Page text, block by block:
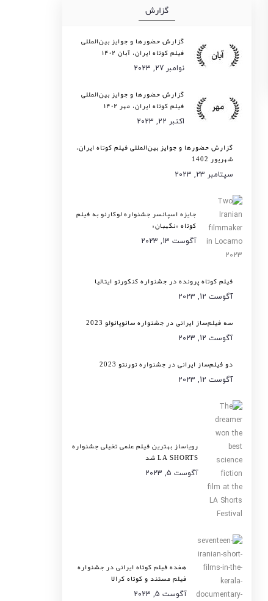
گزارش
گزارش حضورها و جوایز بین‌المللی
فیلم کوتاه ایران، آبان ۱۴۰۲
نوامبر 27, 2023
گزارش حضورها و جوایز بین‌المللی
فیلم کوتاه ایران، مهر ۱۴۰۲
اکتبر 22, 2023
گزارش حضورها و جوایز بین‌المللی فیلم کوتاه ایران،
شهریور 1402
سپتامبر 23, 2023
جایزه اسپانسر جشنواره لوکارنو به فیلم
کوتاه «نگهبان»
آگوست 13, 2023
فیلم کوتاه پرونده در جشنواره کنکورتو ایتالیا
آگوست 12, 2023
سه فیلم‌ساز ایرانی در جشنواره سائوپائولو 2023
آگوست 12, 2023
دو فیلم‌ساز ایرانی در جشنواره تورنتو 2023
آگوست 12, 2023
رویاساز بهترین فیلم علمی تخیلی جشنواره
LA SHORTS شد
آگوست 5, 2023
هفده فیلم کوتاه ایرانی در جشنواره
فیلم مستند و کوتاه کرالا
آگوست 5, 2023